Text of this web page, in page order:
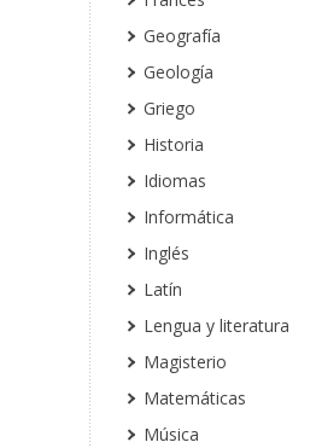
Geografía
Geología
Griego
Historia
Idiomas
Informática
Inglés
Latín
Lengua y literatura
Magisterio
Matemáticas
Música